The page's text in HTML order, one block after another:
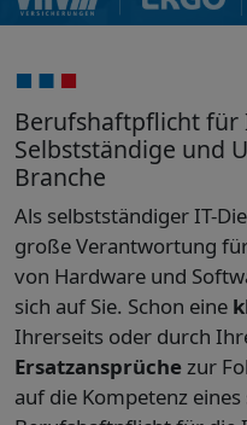
Berufshaftpflicht für
Selbstständige und
Branche
Als selbstständiger IT-
große Verantwortung
von Hardware und
sich auf Sie. Schon eine
Ihrerseits oder durch
Ersatzansprüchezur
auf die Kompetenz